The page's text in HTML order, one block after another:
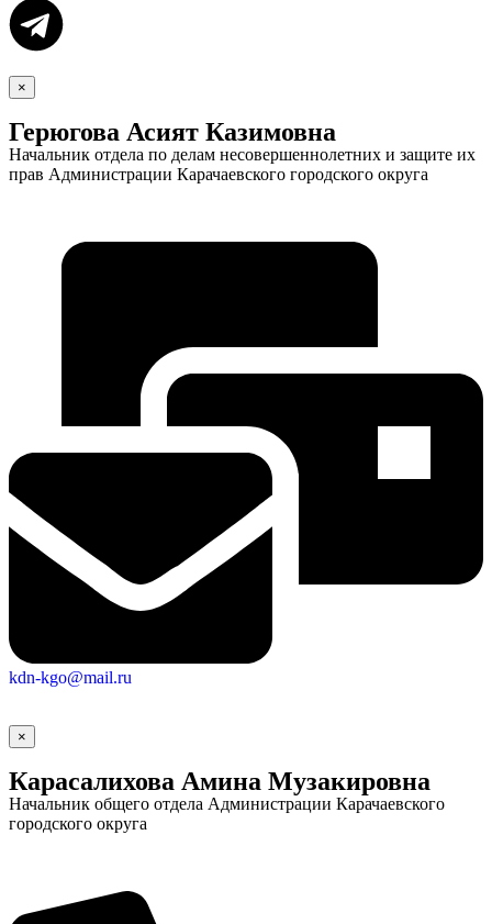
×
Герюгова Асият Казимовна
Начальник отдела по делам несовершеннолетних и защите их
прав Администрации Карачаевского городского округа
kdn-kgo@mail.ru
×
Карасалихова Амина Музакировна
Начальник общего отдела Администрации Карачаевского
городского округа